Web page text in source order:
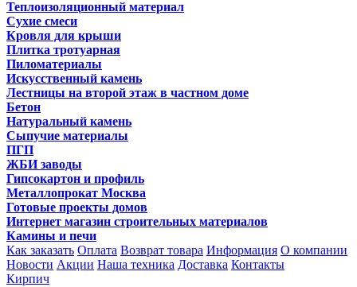
Теплоизоляционный материал
Сухие смеси
Кровля для крыши
Плитка тротуарная
Пиломатериалы
Искусственный камень
Лестницы на второй этаж в частном доме
Бетон
Натуральный камень
Сыпучие материалы
ПГП
ЖБИ заводы
Гипсокартон и профиль
Металлопрокат Москва
Готовые проекты домов
Интернет магазин строительных материалов
Камины и печи
Как заказать Оплата Возврат товара Информация О компании
Новости Акции Наша техника Доставка Контакты
Кирпич